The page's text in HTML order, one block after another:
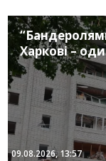
Харкові –
09.08.2026, 13:57